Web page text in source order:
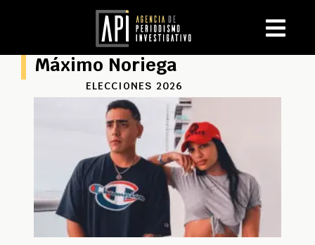
Máximo Noriega
ELECCIONES 2026